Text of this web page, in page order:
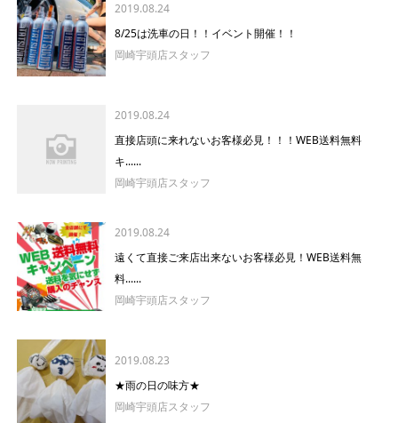
2019.08.24
8/25は洗車の日！！イベント開催！！
岡崎宇頭店スタッフ
2019.08.24
直接店頭に来れないお客様必見！！！WEB送料無料
キ......
岡崎宇頭店スタッフ
2019.08.24
遠くて直接ご来店出来ないお客様必見！WEB送料無
料......
岡崎宇頭店スタッフ
2019.08.23
★雨の日の味方★
岡崎宇頭店スタッフ